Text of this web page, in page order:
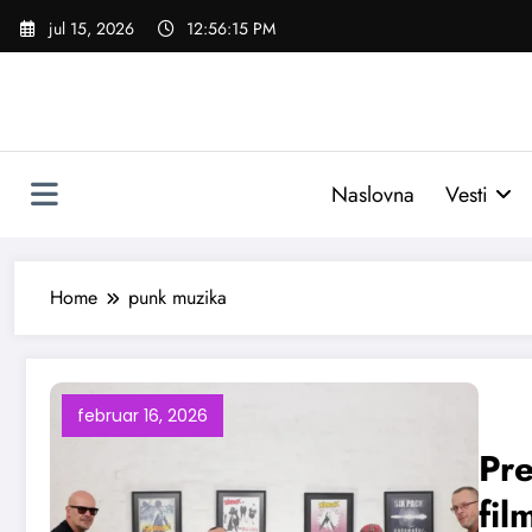
Skoči
jul 15, 2026 12:56:15 PM
Naslovna Vesti
Home punk muzika
februar 16, 2026